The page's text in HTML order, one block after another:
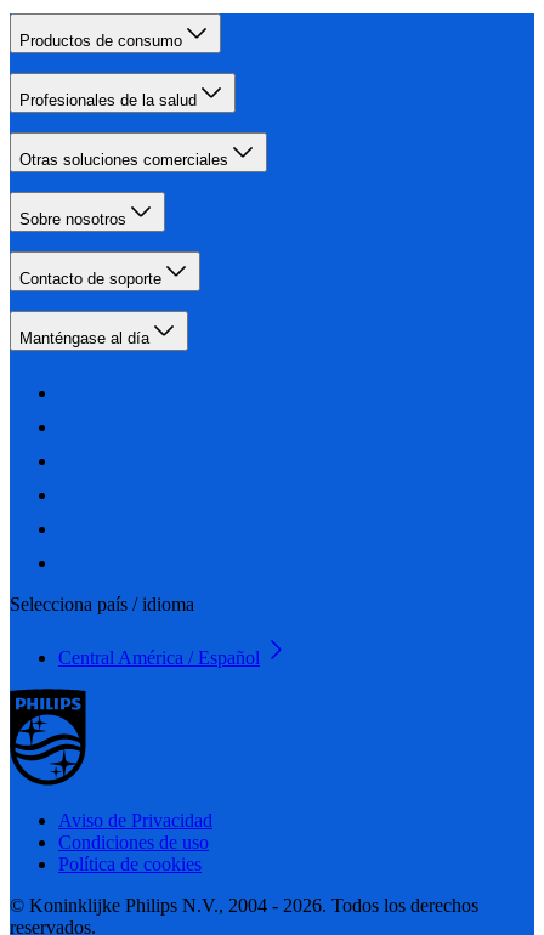
Productos de consumo
Profesionales de la salud
Otras soluciones comerciales
Sobre nosotros
Contacto de soporte
Manténgase al día
Selecciona país / idioma
Central América / Español
Aviso de Privacidad
Condiciones de uso
Política de cookies
© Koninklijke Philips N.V., 2004 - 2026. Todos los derechos
reservados.